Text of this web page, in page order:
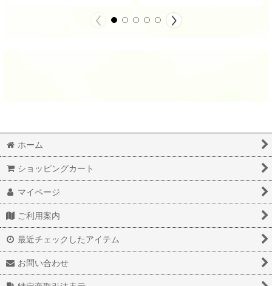
ホーム
ショッピングカート
マイページ
ご利用案内
最近チェックしたアイテム
お問い合わせ